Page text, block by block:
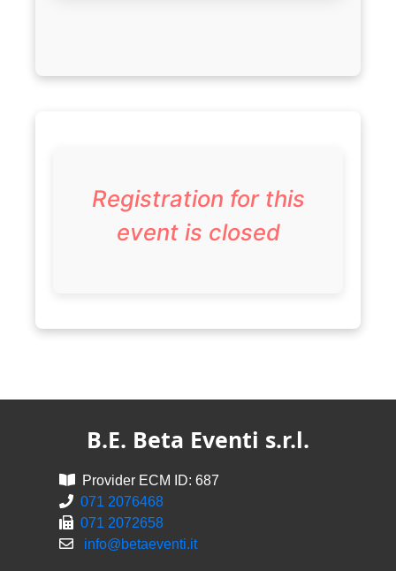
Registration for this
event is closed
B.E. Beta Eventi s.r.l.
Provider ECM ID: 687
071 2076468
071 2072658
info@betaeventi.it